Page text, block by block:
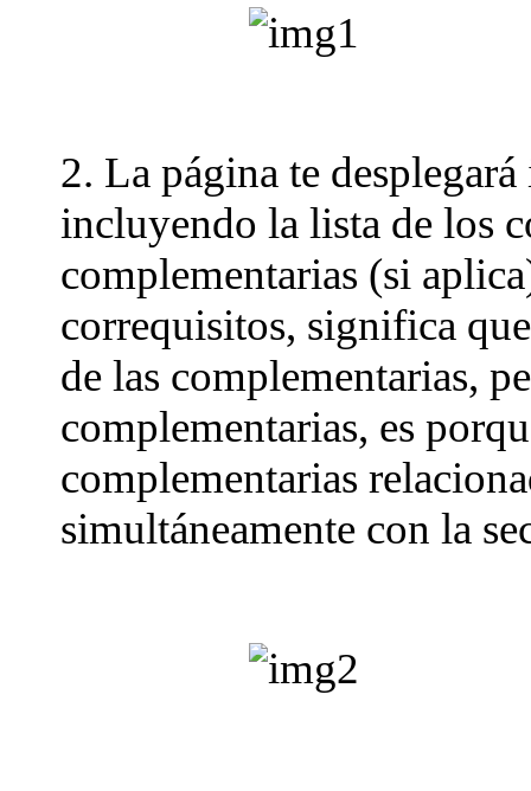
2. La página te
incluyendo la lista de los
complementarias (si
correquisitos, significa
de las complementarias,
complementarias, es
complementarias
simultáneamente con la